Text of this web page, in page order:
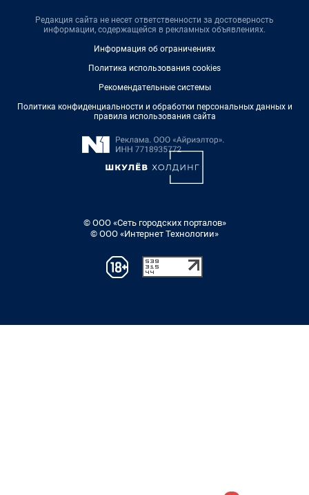
Редакция сайта не несет ответственности за достоверность
информации, содержащейся в рекламных объявлениях.
Информация об ограничениях
Политика использования cookies
Рекомендательные системы
Политика конфиденциальности и обработки персональных данных и
правила использования сайта
© ООО «Сеть городских порталов»
© ООО «Интернет Технологии»